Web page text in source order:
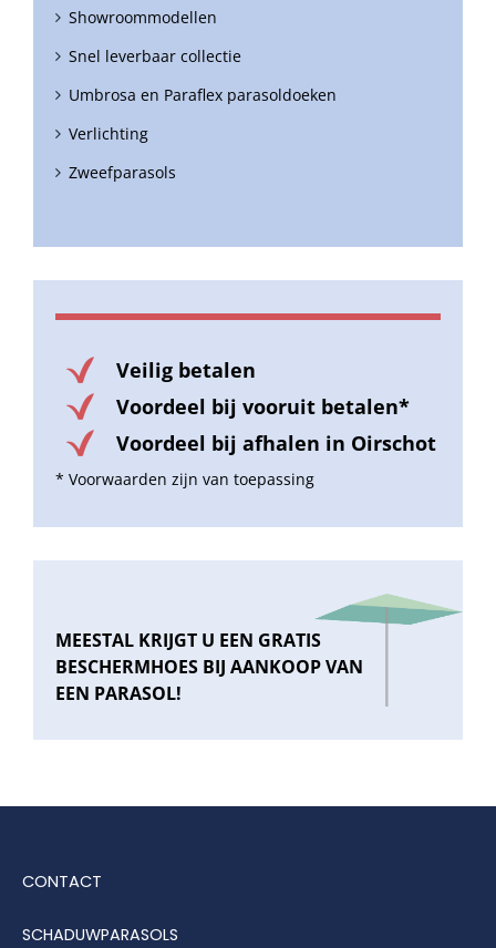
Showroommodellen
Snel leverbaar collectie
Umbrosa en Paraflex parasoldoeken
Verlichting
Zweefparasols
Veilig betalen
Voordeel bij vooruit betalen*
Voordeel bij afhalen in Oirschot
* Voorwaarden zijn van toepassing
MEESTAL KRIJGT U EEN GRATIS
BESCHERMHOES BIJ AANKOOP VAN
EEN PARASOL!
CONTACT
SCHADUWPARASOLS